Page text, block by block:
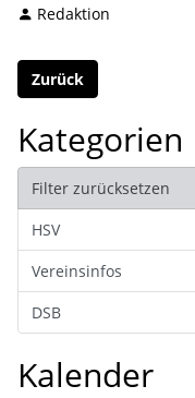
Redaktion
Zurück
Kategorien
Filter zurücksetzen
HSV
Vereinsinfos
DSB
Kalender